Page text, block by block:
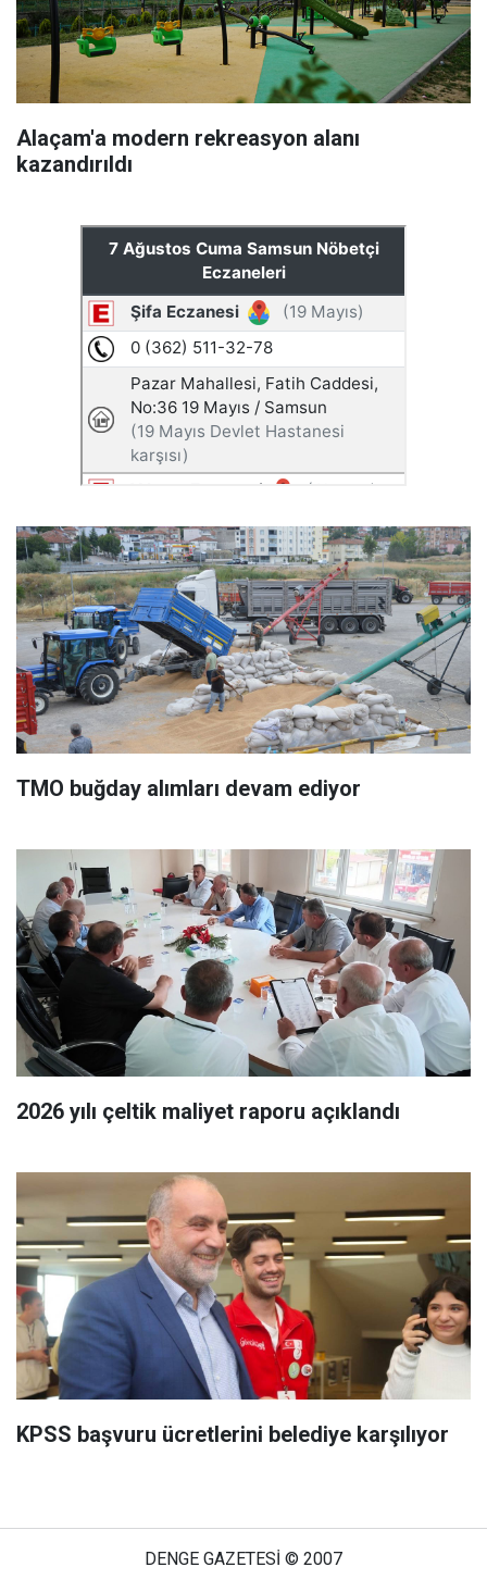
Alaçam'a modern rekreasyon alanı
kazandırıldı
TMO buğday alımları devam ediyor
2026 yılı çeltik maliyet raporu açıklandı
KPSS başvuru ücretlerini belediye karşılıyor
DENGE GAZETESİ © 2007